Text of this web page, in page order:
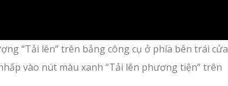
“Tải lên” trên bảng công cụ ở phía bên trái cửa
vào nút màu xanh “Tải lên phương tiện” trên